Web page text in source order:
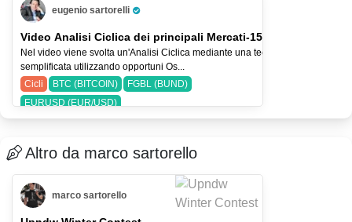
eugenio sartorelli
Pro Trader
Video Analisi Ciclica dei principali Mercati-15-lug-26
Nel video viene svolta un'Analisi Ciclica mediante una tecnica
semplificata utilizzando opportuni Os...
Cicli
BTC (BITCOIN)
FGBL (BUND)
EURUSD (EUR/USD)
Altro da marco sartorello
marco sartorello